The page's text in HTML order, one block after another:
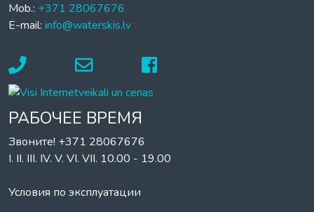
Mob.: +371 28067676
E-mail: info@waterskis.lv
РАБОЧЕЕ ВРЕМЯ
Звоните! +371 28067676
I. II. III. IV. V. VI. VII. 10.00 - 19.00
Условия по эксплуатации